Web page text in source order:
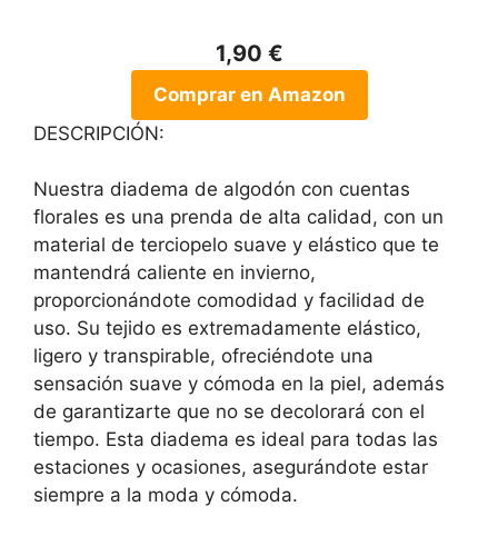
1,90 €
Comprar en Amazon
DESCRIPCIÓN:
Nuestra diadema de algodón con cuentas
florales es una prenda de alta calidad, con un
material de terciopelo suave y elástico que te
mantendrá caliente en invierno,
proporcionándote comodidad y facilidad de
uso. Su tejido es extremadamente elástico,
ligero y transpirable, ofreciéndote una
sensación suave y cómoda en la piel, además
de garantizarte que no se decolorará con el
tiempo. Esta diadema es ideal para todas las
estaciones y ocasiones, asegurándote estar
siempre a la moda y cómoda.